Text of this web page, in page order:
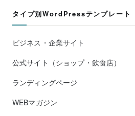
タイプ別WordPressテンプレート
ビジネス・企業サイト
公式サイト（ショップ・飲食店）
ランディングページ
WEBマガジン